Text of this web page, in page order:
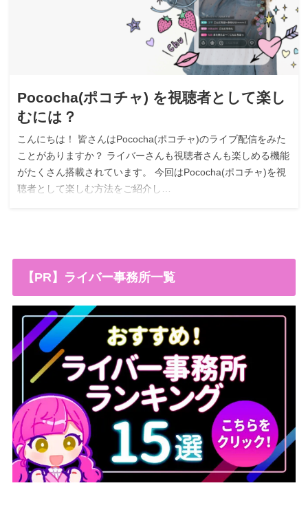
Pococha(ポコチャ) を視聴者として楽し
むには？
こんにちは！ 皆さんはPococha(ポコチャ)のライブ配信をみた
ことがありますか？ ライバーさんも視聴者さんも楽しめる機能
がたくさん搭載されています。 今回はPococha(ポコチャ)を視
聴者として楽しむ方法をご紹介し…
【PR】ライバー事務所一覧